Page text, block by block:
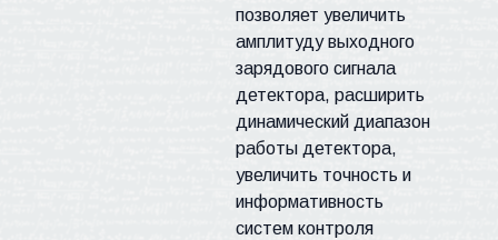
позволяет увеличить
амплитуду выходного
зарядового сигнала
детектора, расширить
динамический диапазон
работы детектора,
увеличить точность и
информативность
систем контроля